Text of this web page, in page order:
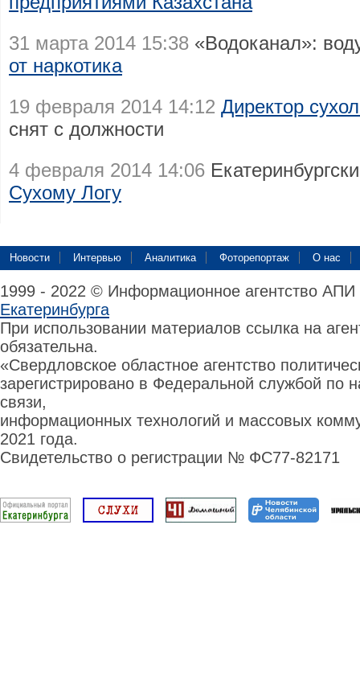
31 марта 2014 15:38 «Водоканал»:
от наркотика
19 февраля 2014 14:12 Директор
снят с должности
4 февраля 2014 14:06
Сухому Логу
Новости Интервью Аналитика Фоторепортаж О нас
1999 - 2022 © Информационное агентство
Екатеринбурга
При использовании материалов ссылка на
обязательна.
«Свердловское областное агентство
зарегистрировано в Федеральной службой по
связи,
информационных технологий и массовых
2021 года.
Свидетельство о регистрации № ФС77-82171